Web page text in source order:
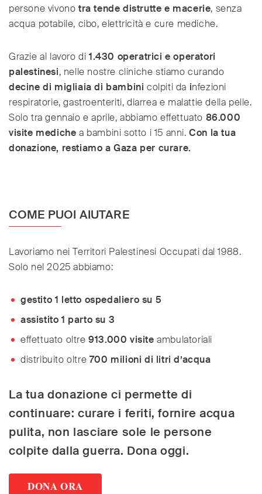
persone vivono tra tende distrutte e macerie, senza
acqua potabile, cibo, elettricità e cure mediche.
Grazie al lavoro di 1.430 operatrici e operatori
palestinesi, nelle nostre cliniche stiamo curando
decine di migliaia di bambini colpiti da infezioni
respiratorie, gastroenteriti, diarrea e malattie della pelle.
Solo tra gennaio e aprile, abbiamo effettuato 86.000
visite mediche a bambini sotto i 15 anni. Con la tua
donazione, restiamo a Gaza per curare.
COME PUOI AIUTARE
Lavoriamo nei Territori Palestinesi Occupati dal 1988.
Solo nel 2025 abbiamo:
gestito 1 letto ospedaliero su 5
assistito 1 parto su 3
effettuato oltre913.000 visite ambulatoriali
distribuito oltre 700 milioni di litri d’acqua
La tua donazione ci permette di
continuare: curare i feriti, fornire acqua
pulita, non lasciare sole le persone
colpite dalla guerra. Dona oggi.
DONA ORA